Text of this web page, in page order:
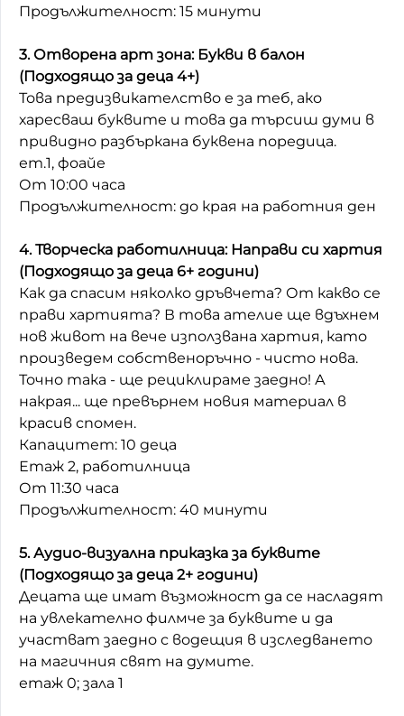
Продължителност: 15 минути
3. Отворена арт зона: Букви в балон
(Подходящо за деца 4+)
Това предизвикателство е за теб, ако
харесваш буквите и това да търсиш думи в
привидно разбъркана буквена поредица.
ет.1, фоайе
От 10:00 часа
Продължителност: до края на работния ден
4. Творческа работилница: Направи си хартия
(Подходящо за деца 6+ години)
Как да спасим няколко дръвчета? От какво се
прави хартията? В това ателие ще вдъхнем
нов живот на вече използвана хартия, като
произведем собственоръчно - чисто нова.
Точно така - ще рециклираме заедно! А
накрая... ще превърнем новия материал в
красив спомен.
Капацитет: 10 деца
Етаж 2, работилница
От 11:30 часа
Продължителност: 40 минути
5. Аудио-визуална приказка за буквите
(Подходящо за деца 2+ години)
Децата ще имат възможност да се насладят
на увлекателно филмче за буквите и да
участват заедно с водещия в изследването
на магичния свят на думите.
етаж 0; зала 1